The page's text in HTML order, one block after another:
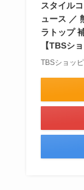
スタイル
ュース ／
ラトップ
【TBSシ
TBSショッ